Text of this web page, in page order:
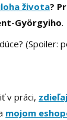
života?
Györgyiho.
(Spoiler:
v práci,
mojom